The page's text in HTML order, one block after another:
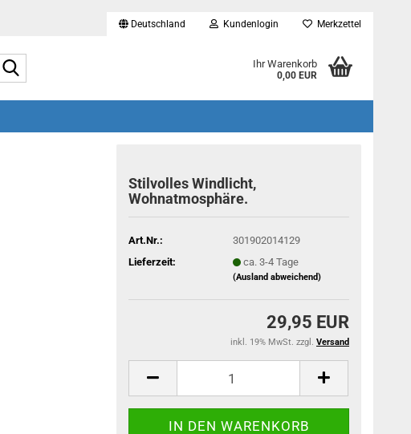
Deutschland Kundenlogin Merkzettel
Ihr Warenkorb
0,00 EUR
Stilvolles Windlicht,
Wohnatmosphäre.
Art.Nr.:
301902014129
Lieferzeit:
ca. 3-4 Tage
(Ausland abweichend)
29,95 EUR
inkl. 19% MwSt. zzgl. Versand